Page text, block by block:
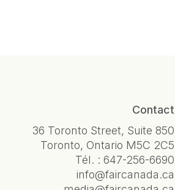
Contact
36 Toronto Street, Suite 850
Toronto, Ontario M5C 2C5
Tél. :647-256-6690
info@faircanada.ca